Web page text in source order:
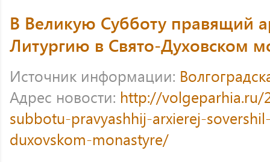
В Великую Субботу правящий
Литургию в Свято-Духовском
Источник информации:
Адрес новости: http://volgeparhia.ru/
subbotu-pravyashhij-arxierej-
duxovskom-monastyre/